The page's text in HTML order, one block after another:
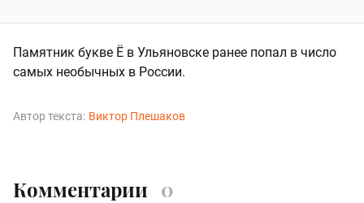
Памятник букве Ё в Ульяновске ранее попал в число
самых необычных в России.
Автор текста: Виктор Плешаков
Комментарии 0